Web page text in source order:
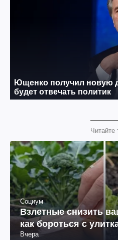
Читайте
Социум
Взлетные снизить
как бороться с
Вчера